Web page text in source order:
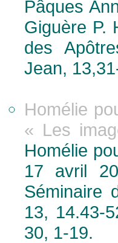
Pâques
Giguère P.
des
Jean,
Homélie
« Les
Homélie
17 avril
Séminaire
13, 14.43-
30, 1-19.